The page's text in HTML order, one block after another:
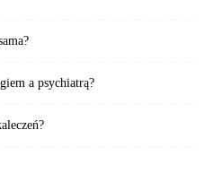
a psychiatrą?